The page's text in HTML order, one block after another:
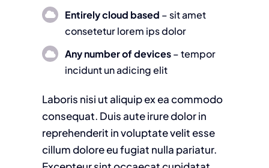
Entirely cloud based – sit amet
consetetur lorem ips dolor
Any number of devices– tempor
incidunt un adicing elit
Laboris nisi ut aliquip ex ea commodo
consequat. Duis aute irure dolor in
reprehenderit in voluptate velit esse
cillum dolore eu fugiat nulla pariatur.